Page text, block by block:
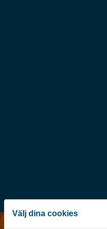
Välj dina cookies